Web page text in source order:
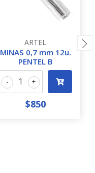
ARTEL
MINAS 0,7 mm 12u.
PENTEL B
+
-
$850